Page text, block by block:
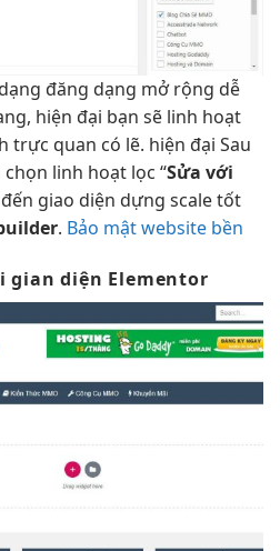
đăng dạng mở rộng dễ
hiện đại bạn sẽ linh hoạt
trực quan có lẽ. hiện đại Sau
chọn linh hoạt lọc “Sửa với
đến giao diện dựng scale tốt
. Bảo mật website bền
gian diện Elementor